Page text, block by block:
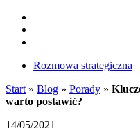
Rozmowa strategiczna
Start » Blog » Porady »
warto postawić?
14/05/2021